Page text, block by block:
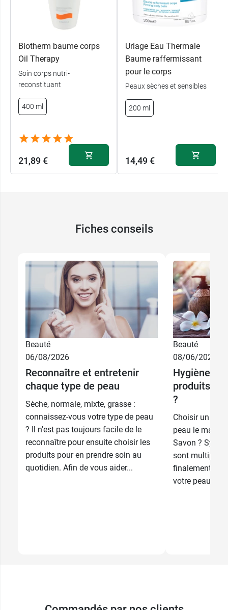
Biotherm baume corps
Oil Therapy
Soin corps nutri-
reconstituant
400 ml
21,89 €
Uriage Eau Thermale
Baume raffermissant
pour le corps
Peaux sèches et sensibles
200 ml
14,49 €
Fiches conseils
Beauté
06/08/2026
Reconnaître et entretenir
chaque type de peau
Sèche, normale, mixte, grasse :
connaissez-vous votre type de peau
? Il n'est pas toujours facile de le
reconnaître pour ensuite choisir les
produits pour en prendre soin au
quotidien. Afin de vous aider...
Beauté
08/06/2026
Hygiène
produits
?
Choisir un
peau le matin
Savon ?
sont multiples,
finalement en
votre peau,